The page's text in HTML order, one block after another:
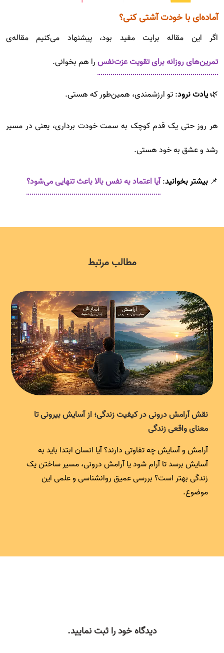
آماده‌ای با خودت آشتی کنی؟
اگر این مقاله برایت مفید بود، پیشنهاد می‌کنیم مقاله‌ی
تمرین‌های روزانه برای تقویت عزت‌نفسرا هم بخوانی.
🌿یادت نرود: تو ارزشمندی، همین‌طور که هستی.
هر روز حتی یک قدم کوچک به سمت خودت برداری، یعنی در مسیر
رشد و عشق به خود هستی.
📌 بیشتر بخوانید:آیا اعتماد به نفس بالا باعث تنهایی می‌شود؟
مطالب مرتبط
نقش آرامش درونی در کیفیت زندگی؛ از آسایش بیرونی تا
معنای واقعی زندگی
آرامش و آسایش چه تفاوتی دارند؟ آیا انسان ابتدا باید به
آسایش برسد تا آرام شود یا آرامش درونی، مسیر ساختن یک
زندگی بهتر است؟ بررسی عمیق روانشناسی و علمی این
موضوع.
دیدگاه خود را ثبت نمایید.